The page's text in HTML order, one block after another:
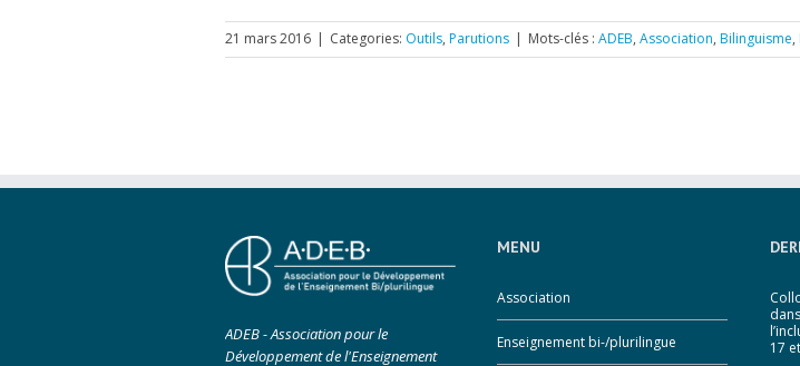
21 mars 2016 | Categories: Outils, Parutions | Mots-clés : ADEB, Association, Bilinguisme,
ADEB - Association pour le
Développement de l'Enseignement
MENU
Association
Enseignement bi-/plurilingue
17